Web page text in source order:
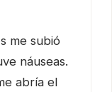
me subió
náuseas.
abría el